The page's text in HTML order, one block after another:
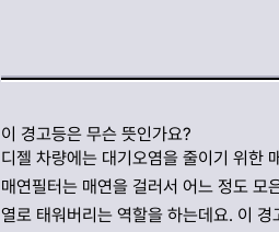
이 경고등은 무슨 뜻인가요?
디젤 차량에는 대기오염을 줄이기 위한
매연필터는 매연을 걸러서 어느 정도 모
열로 태워버리는 역할을 하는데요. 이